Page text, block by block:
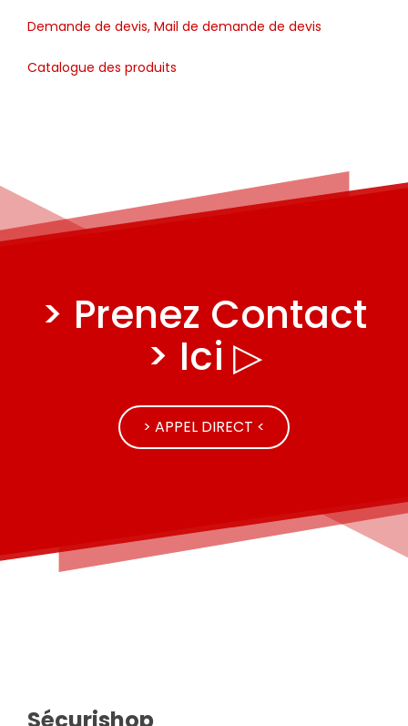
Demande de devis, Mail de demande de devis
Catalogue des produits
> Prenez Contact
> Ici ▷
> APPEL DIRECT <